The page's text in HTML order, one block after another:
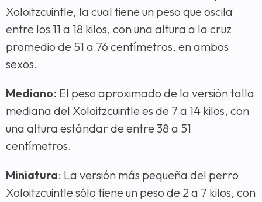
Xoloitzcuintle, la cual tiene un peso que oscila
entre los 11 a 18 kilos, con una altura a la cruz
promedio de 51 a 76 centímetros, en ambos
sexos.
Mediano: El peso aproximado de la versión talla
mediana del Xoloitzcuintle es de 7 a 14 kilos, con
una altura estándar de entre 38 a 51
centímetros.
Miniatura: La versión más pequeña del perro
Xoloitzcuintle sólo tiene un peso de 2 a 7 kilos, con